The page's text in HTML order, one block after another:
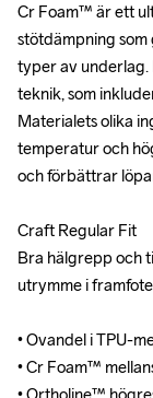
Cr Foam™ är ett
stötdämpning som
typer av underlag.
teknik, som
Materialets olika
temperatur och
och förbättrar
Craft Regular Fit
Bra hälgrepp och
utrymme i
• Ovandel i TPU-
• Cr Foam™
Cr Foam™ är ett
stötdämpning som
typer av underlag.
teknik, som
Materialets olika
temperatur och
och förbättrar
Craft Regular Fit
Bra hälgrepp och
utrymme i
• Ovandel i TPU-
• Cr Foam™